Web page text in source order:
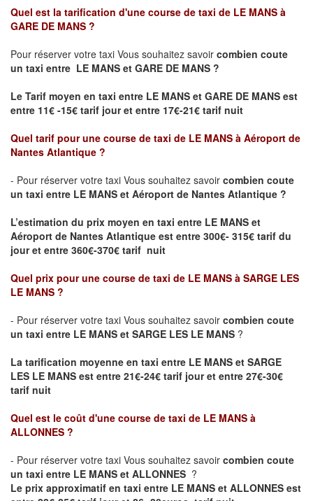
Quel est la tarification d'une course de taxi de LE MANS à
GARE DE MANS ?
Pour réserver votre taxi Vous souhaitez savoir combien coute
un taxi entre LE MANS et GARE DE MANS ?
Le Tarif moyen en taxi entre LE MANS et GARE DE MANS est
entre 11€ -15€ tarif jour et entre 17€-21€ tarif nuit
Quel tarif pour une course de taxi de LE MANS à Aéroport de
Nantes Atlantique ?
- Pour réserver votre taxi Vous souhaitez savoir combien coute
un taxi entre LE MANS et Aéroport de Nantes Atlantique ?
L’estimation du prix moyen en taxi entre LE MANS et
Aéroport de Nantes Atlantique est entre 300€- 315€ tarif du
jour et entre 360€-370€ tarif nuit
Quel prix pour une course de taxi de LE MANS à SARGE LES
LE MANS ?
- Pour réserver votre taxi Vous souhaitez savoir combien coute
un taxi entre LE MANS et SARGE LES LE MANS ?
La tarification moyenne en taxi entre LE MANS et SARGE
LES LE MANS est entre 21€-24€ tarif jour et entre 27€-30€
tarif nuit
Quel est le coût d'une course de taxi de LE MANS à
ALLONNES ?
- Pour réserver votre taxi Vous souhaitez savoir combien coute
un taxi entre LE MANS et ALLONNES ?
Le prix approximatif en taxi entre LE MANS et ALLONNES est